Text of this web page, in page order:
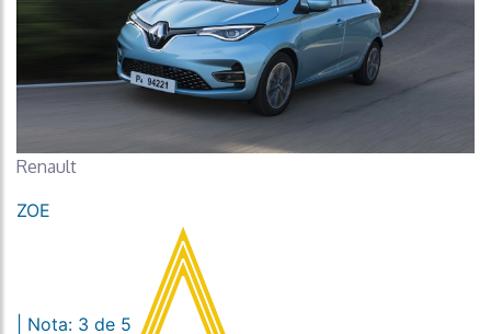
Renault
ZOE
| Nota: 3 de 5